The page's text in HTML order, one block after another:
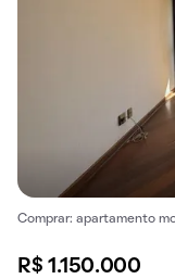
Comprar: apartamento
R$ 1.150.000